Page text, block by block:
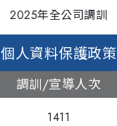
2025年全公司調訓
個人資料保護政策
調訓/宣導人次
1411